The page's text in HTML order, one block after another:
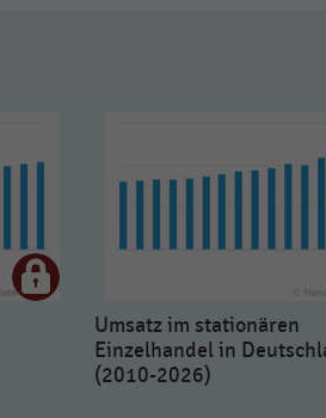
Umsatz im stationären
Einzelhandel in
(2010-2026)